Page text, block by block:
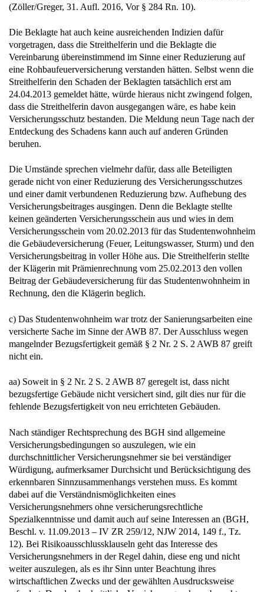
(Zöller/Greger, 31. Aufl. 2016, Vor § 284 Rn. 10).
Die Beklagte hat auch keine ausreichenden Indizien dafür
vorgetragen, dass die Streithelferin und die Beklagte die
Vereinbarung übereinstimmend im Sinne einer Reduzierung auf
eine Rohbaufeuerversicherung verstanden hätten. Selbst wenn die
Streithelferin den Schaden der Beklagten tatsächlich erst am
24.04.2013 gemeldet hätte, würde hieraus nicht zwingend folgen,
dass die Streithelferin davon ausgegangen wäre, es habe kein
Versicherungsschutz bestanden. Die Meldung neun Tage nach der
Entdeckung des Schadens kann auch auf anderen Gründen
beruhen.
Die Umstände sprechen vielmehr dafür, dass alle Beteiligten
gerade nicht von einer Reduzierung des Versicherungsschutzes
und einer damit verbundenen Reduzierung bzw. Aufhebung des
Versicherungsbeitrages ausgingen. Denn die Beklagte stellte
keinen geänderten Versicherungsschein aus und wies in dem
Versicherungsschein vom 20.02.2013 für das Studentenwohnheim
die Gebäudeversicherung (Feuer, Leitungswasser, Sturm) und den
Versicherungsbeitrag in voller Höhe aus. Die Streithelferin stellte
der Klägerin mit Prämienrechnung vom 25.02.2013 den vollen
Beitrag der Gebäudeversicherung für das Studentenwohnheim in
Rechnung, den die Klägerin beglich.
c) Das Studentenwohnheim war trotz der Sanierungsarbeiten eine
versicherte Sache im Sinne der AWB 87. Der Ausschluss wegen
mangelnder Bezugsfertigkeit gemäß § 2 Nr. 2 S. 2 AWB 87 greift
nicht ein.
aa) Soweit in § 2 Nr. 2 S. 2 AWB 87 geregelt ist, dass nicht
bezugsfertige Gebäude nicht versichert sind, gilt dies nur für die
fehlende Bezugsfertigkeit von neu errichteten Gebäuden.
Nach ständiger Rechtsprechung des BGH sind allgemeine
Versicherungsbedingungen so auszulegen, wie ein
durchschnittlicher Versicherungsnehmer sie bei verständiger
Würdigung, aufmerksamer Durchsicht und Berücksichtigung des
erkennbaren Sinnzusammenhangs verstehen muss. Es kommt
dabei auf die Verständnismöglichkeiten eines
Versicherungsnehmers ohne versicherungsrechtliche
Spezialkenntnisse und damit auch auf seine Interessen an (BGH,
Beschl. v. 11.09.2013 – IV ZR 259/12, NJW 2014, 149 f., Tz.
12). Bei Risikoausschlussklauseln geht das Interesse des
Versicherungsnehmers in der Regel dahin, diese eng und nicht
weiter auszulegen, als es ihr Sinn unter Beachtung ihres
wirtschaftlichen Zwecks und der gewählten Ausdrucksweise